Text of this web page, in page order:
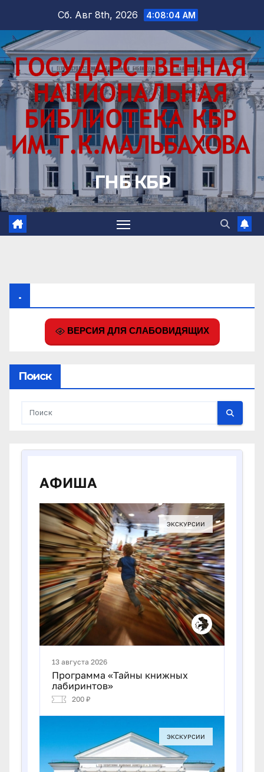
содержимому
Сб. Авг 8th, 2026 4:08:05 AM
ГНБ КБР
.
ВЕРСИЯ ДЛЯ СЛАБОВИДЯЩИХ
Поиск